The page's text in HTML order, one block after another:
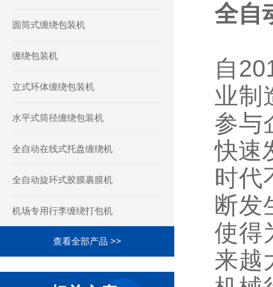
圆筒式缠绕包装机
缠绕包装机
立式环体缠绕包装机
水平式筒径缠绕包装机
全自动在线式托盘缠绕机
全自动旋环式胶膜裹膜机
机场专用行李缠绕打包机
查看全部产品 >>
全自
自
业制
参与
快速
时代
断发
使得
来越